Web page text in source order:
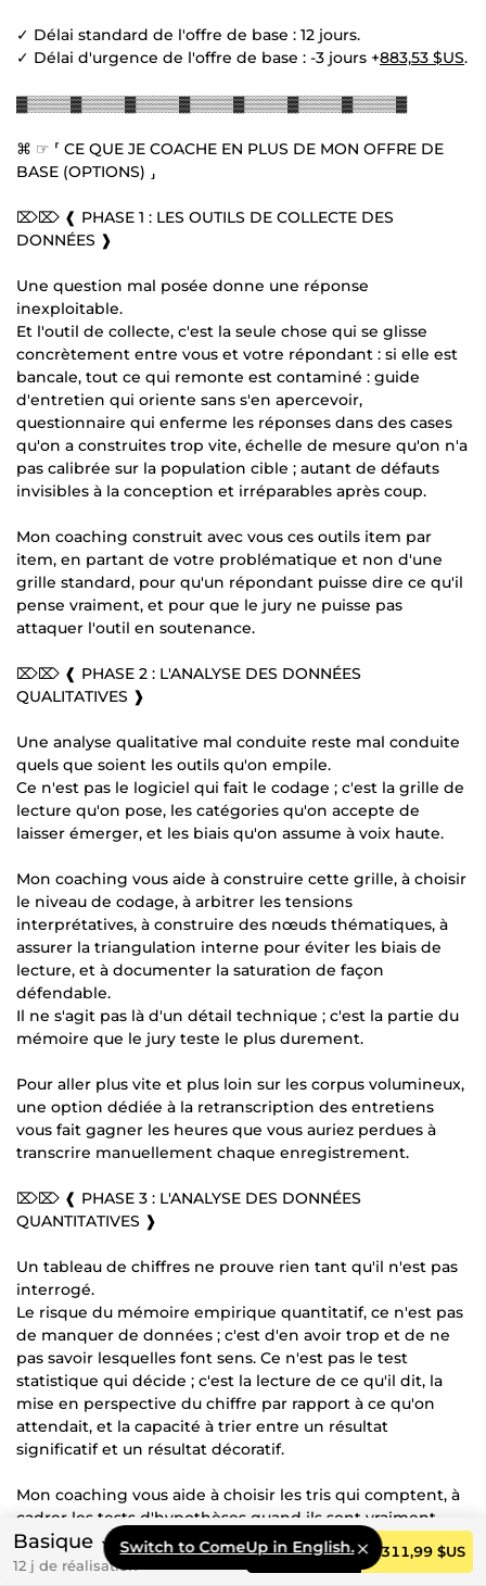
✓ Délai standard de l'offre de base : 12 jours.
✓ Délai d'urgence de l'offre de base : -3 jours +883,53 $US.
▓▒▒▒▒▓▒▒▒▒▓▒▒▒▒▓▒▒▒▒▓▒▒▒▒▓▒▒▒▒▓▒▒▒▒▓
⌘ ☞ ⸢ CE QUE JE COACHE EN PLUS DE MON OFFRE DE
BASE (OPTIONS) ⸥
⌦⌦ ❰ PHASE 1 : LES OUTILS DE COLLECTE DES
DONNÉES ❱
Une question mal posée donne une réponse
inexploitable.
Et l'outil de collecte, c'est la seule chose qui se glisse
concrètement entre vous et votre répondant : si elle est
bancale, tout ce qui remonte est contaminé : guide
d'entretien qui oriente sans s'en apercevoir,
questionnaire qui enferme les réponses dans des cases
qu'on a construites trop vite, échelle de mesure qu'on n'a
pas calibrée sur la population cible ; autant de défauts
invisibles à la conception et irréparables après coup.
Mon coaching construit avec vous ces outils item par
item, en partant de votre problématique et non d'une
grille standard, pour qu'un répondant puisse dire ce qu'il
pense vraiment, et pour que le jury ne puisse pas
attaquer l'outil en soutenance.
⌦⌦ ❰ PHASE 2 : L'ANALYSE DES DONNÉES
QUALITATIVES ❱
Une analyse qualitative mal conduite reste mal conduite
quels que soient les outils qu'on empile.
Ce n'est pas le logiciel qui fait le codage ; c'est la grille de
lecture qu'on pose, les catégories qu'on accepte de
laisser émerger, et les biais qu'on assume à voix haute.
Mon coaching vous aide à construire cette grille, à choisir
le niveau de codage, à arbitrer les tensions
interprétatives, à construire des nœuds thématiques, à
assurer la triangulation interne pour éviter les biais de
lecture, et à documenter la saturation de façon
défendable.
Il ne s'agit pas là d'un détail technique ; c'est la partie du
mémoire que le jury teste le plus durement.
Pour aller plus vite et plus loin sur les corpus volumineux,
une option dédiée à la retranscription des entretiens
vous fait gagner les heures que vous auriez perdues à
transcrire manuellement chaque enregistrement.
⌦⌦ ❰ PHASE 3 : L'ANALYSE DES DONNÉES
QUANTITATIVES ❱
Un tableau de chiffres ne prouve rien tant qu'il n'est pas
interrogé.
Le risque du mémoire empirique quantitatif, ce n'est pas
de manquer de données ; c'est d'en avoir trop et de ne
pas savoir lesquelles font sens. Ce n'est pas le test
statistique qui décide ; c'est la lecture de ce qu'il dit, la
mise en perspective du chiffre par rapport à ce qu'on
attendait, et la capacité à trier entre un résultat
significatif et un résultat décoratif.
Mon coaching vous aide à choisir les tris qui comptent, à
cadrer les tests d'hypothèses quand ils sont vraiment
pertinents (et à les éviter quand ils ne le sont pas), à
construire les tableaux et graphiques qui nourriront la
Basique
12 j de réalisation
Commander 2 311,99 $US
Switch to ComeUp in English.